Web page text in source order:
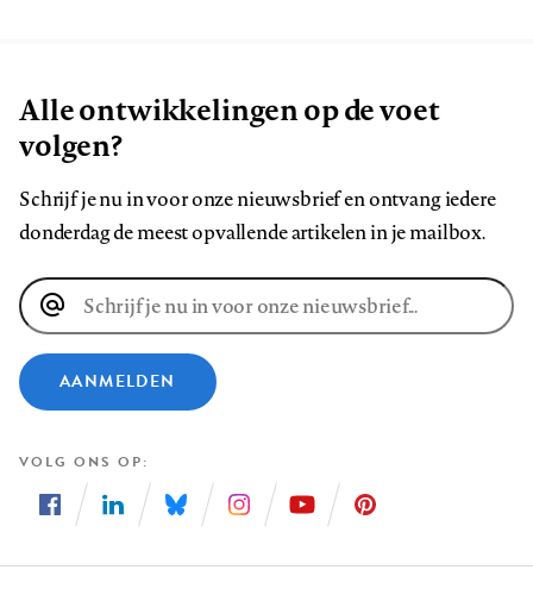
Alle ontwikkelingen op de voet
volgen?
Schrijf je nu in voor onze nieuwsbrief en ontvang iedere
donderdag de meest opvallende artikelen in je mailbox.
E-
mailadres
AANMELDEN
VOLG ONS OP
ons
ons
ons
ons
ons
ons